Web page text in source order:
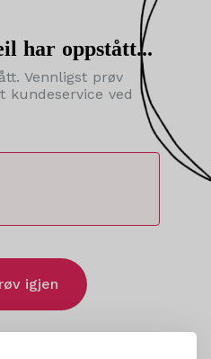
har oppstått...
Vennligst prøv
kundeservice ved
igjen